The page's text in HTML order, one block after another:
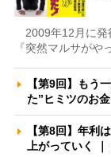
2009年12月に発
『突然マルサが
【第9回】もう
た”ヒミツのお
【第8回】年利
上がっていく